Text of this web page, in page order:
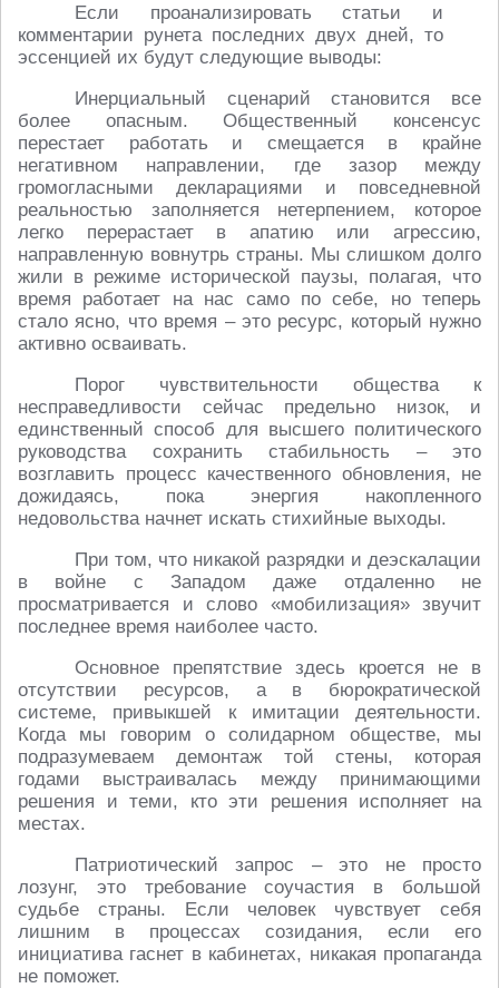
Если проанализировать статьи и
комментарии рунета последних двух дней, то
эссенцией их будут следующие выводы:
Инерциальный сценарий становится все
более опасным. Общественный консенсус
перестает работать и смещается в крайне
негативном направлении, где зазор между
громогласными декларациями и повседневной
реальностью заполняется нетерпением, которое
легко перерастает в апатию или агрессию,
направленную вовнутрь страны. Мы слишком долго
жили в режиме исторической паузы, полагая, что
время работает на нас само по себе, но теперь
стало ясно, что время – это ресурс, который нужно
активно осваивать.
Порог чувствительности общества к
несправедливости сейчас предельно низок, и
единственный способ для высшего политического
руководства сохранить стабильность – это
возглавить процесс качественного обновления, не
дожидаясь, пока энергия накопленного
недовольства начнет искать стихийные выходы.
При том, что никакой разрядки и деэскалации
в войне с Западом даже отдаленно не
просматривается и слово «мобилизация» звучит
последнее время наиболее часто.
Основное препятствие здесь кроется не в
отсутствии ресурсов, а в бюрократической
системе, привыкшей к имитации деятельности.
Когда мы говорим о солидарном обществе, мы
подразумеваем демонтаж той стены, которая
годами выстраивалась между принимающими
решения и теми, кто эти решения исполняет на
местах.
Патриотический запрос – это не просто
лозунг, это требование соучастия в большой
судьбе страны. Если человек чувствует себя
лишним в процессах созидания, если его
инициатива гаснет в кабинетах, никакая пропаганда
не поможет.